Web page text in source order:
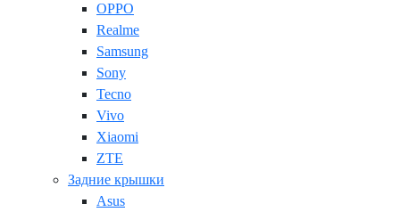
OPPO
Realme
Samsung
Sony
Tecno
Vivo
Xiaomi
ZTE
Задние крышки
Asus